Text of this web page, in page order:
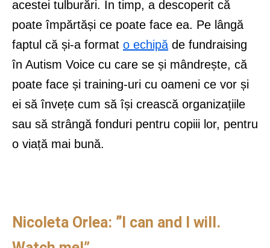
acestei tulburări. În timp, a descoperit că
poate împărtăși ce poate face ea. Pe lângă
faptul că și-a format o echipă de fundraising
în Autism Voice cu care se și mândrește, că
poate face și training-uri cu oameni ce vor și
ei să învețe cum să își crească organizațiile
sau să strângă fonduri pentru copiii lor, pentru
o viață mai bună.
Nicoleta Orlea: ˮI can and I will.